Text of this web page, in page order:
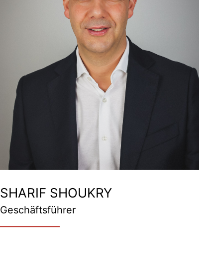
SHARIF SHOUKRY
Geschäftsführer